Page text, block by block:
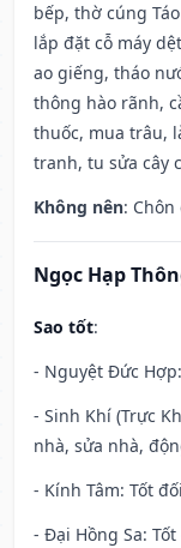
bếp, thờ cúng
lắp đặt cỗ máy
ao giếng, tháo
thông hào rãnh,
thuốc, mua trâu,
tranh, tu sửa cây
Không nên: Chôn
Ngọc Hạp
Sao tốt:
- Nguyệt Đức
- Sinh Khí (Trực
nhà, sửa nhà,
- Kính Tâm: Tốt
- Đại Hồng Sa: